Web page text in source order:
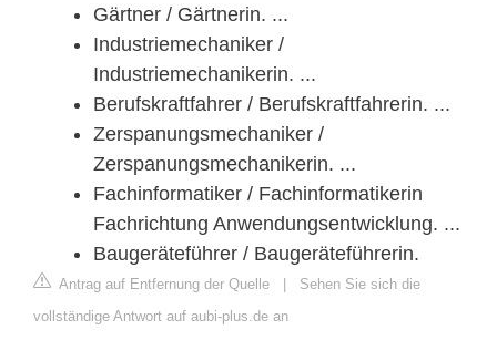
Gärtner / Gärtnerin. ...
Industriemechaniker /
Industriemechanikerin. ...
Berufskraftfahrer / Berufskraftfahrerin. ...
Zerspanungsmechaniker /
Zerspanungsmechanikerin. ...
Fachinformatiker / Fachinformatikerin
Fachrichtung Anwendungsentwicklung. ...
Baugeräteführer / Baugeräteführerin.
Antrag auf Entfernung der Quelle | Sehen Sie sich die
vollständige Antwort auf aubi-plus.de an